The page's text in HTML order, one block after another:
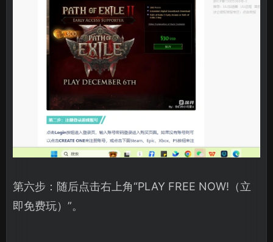
第六步：随后点击右上角“PLAY FREE NOW!（立
即免费玩）”。